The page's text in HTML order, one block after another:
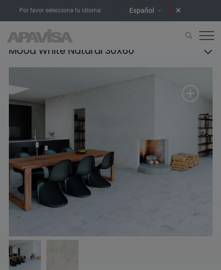
Por favor selecciona tu idioma: Español
Mood White Natural 30X60